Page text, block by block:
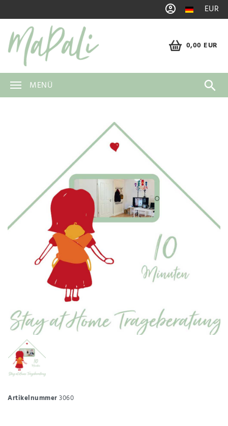
EUR
0,00 EUR
MENÜ
Artikelnummer3060